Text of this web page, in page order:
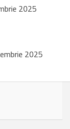
2025
2025